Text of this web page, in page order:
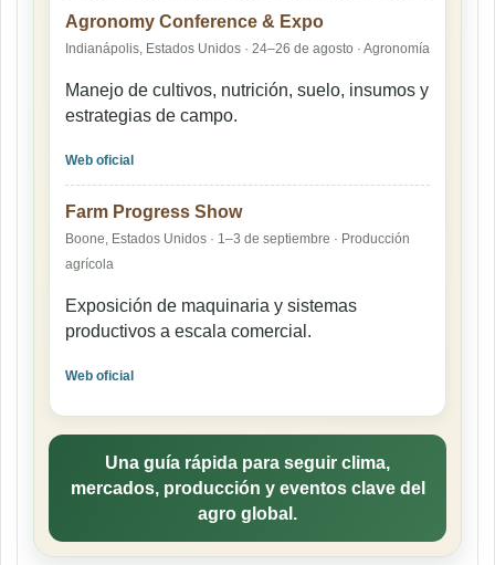
Agronomy Conference & Expo
Indianápolis, Estados Unidos · 24–26 de agosto · Agronomía
Manejo de cultivos, nutrición, suelo, insumos y
estrategias de campo.
Web oficial
Farm Progress Show
Boone, Estados Unidos · 1–3 de septiembre · Producción
agrícola
Exposición de maquinaria y sistemas
productivos a escala comercial.
Web oficial
Una guía rápida para seguir clima,
mercados, producción y eventos clave del
agro global.